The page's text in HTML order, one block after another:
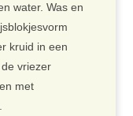
water. Was en
kruid in een
vriezer
met